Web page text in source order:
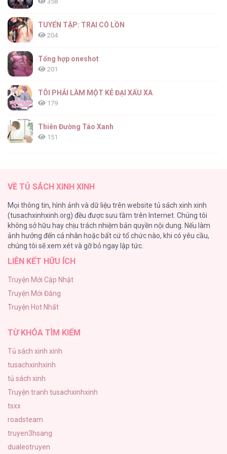
TUYỂN TẬP: TRAI CÓ LỒN
204
Tổng hợp oneshot
201
TÔI PHẢI LÀM MỘT KẺ ĐẠI XẤU XA
179
Thiên Đường Táo Xanh
151
140
Phạm Luật
123
Làm vị cứu tinh thật dễ dàng
|END| Định Tên Mối Quan Hệ
109
VỀ TỦ SÁCH XINH XINH
Mọi thông tin, hình ảnh và dữ liệu trên website tủ sách xinh xinh
(tusachxinhxinh.org) đều được sưu tầm trên Internet. Chúng tôi
không sở hữu hay chịu trách nhiệm bản quyền nội dung. Nếu làm
ảnh hưởng đến cá nhân hoặc bất cứ tổ chức nào, khi có yêu cầu,
chúng tôi sẽ xem xét và gỡ bỏ ngay lập tức.
LIÊN KẾT HỮU ÍCH
Truyện Mới Cập Nhật
Truyện Mới Đăng
Truyện Hot Nhất
TỪ KHÓA TÌM KIẾM
Tủ sách xinh xinh
tusachxinhxinh
tủ sách xinh
Truyện tranh tusachxinhxinh
tsxx
roadsteam
truyen3hsang
dualeotruyen